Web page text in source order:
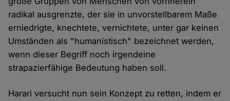
radikal ausgrenzte, der sie in unvorstellbarem Maße
erniedrigte, knechtete, vernichtete, unter gar keinen
Umständen als "humanistisch" bezeichnet werden,
wenn dieser Begriff noch irgendeine
strapazierfähige Bedeutung haben soll.
Harari versucht nun sein Konzept zu retten, indem er